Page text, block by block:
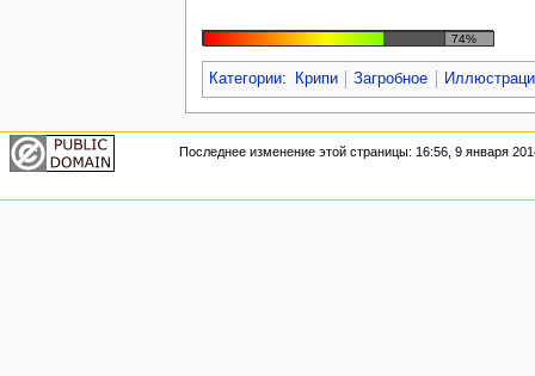
74%
Категории: Крипи Загробное
Последнее изменение этой страницы: 16:56, 9 января